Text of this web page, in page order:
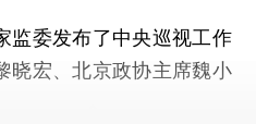
委发布了中央巡视工作
晓宏、北京政协主席魏小